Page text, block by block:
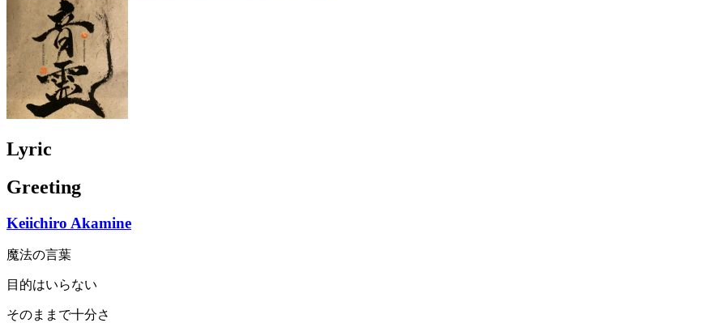
Lyric
Greeting
Keiichiro Akamine
魔法の言葉
目的はいらない
そのままで十分さ